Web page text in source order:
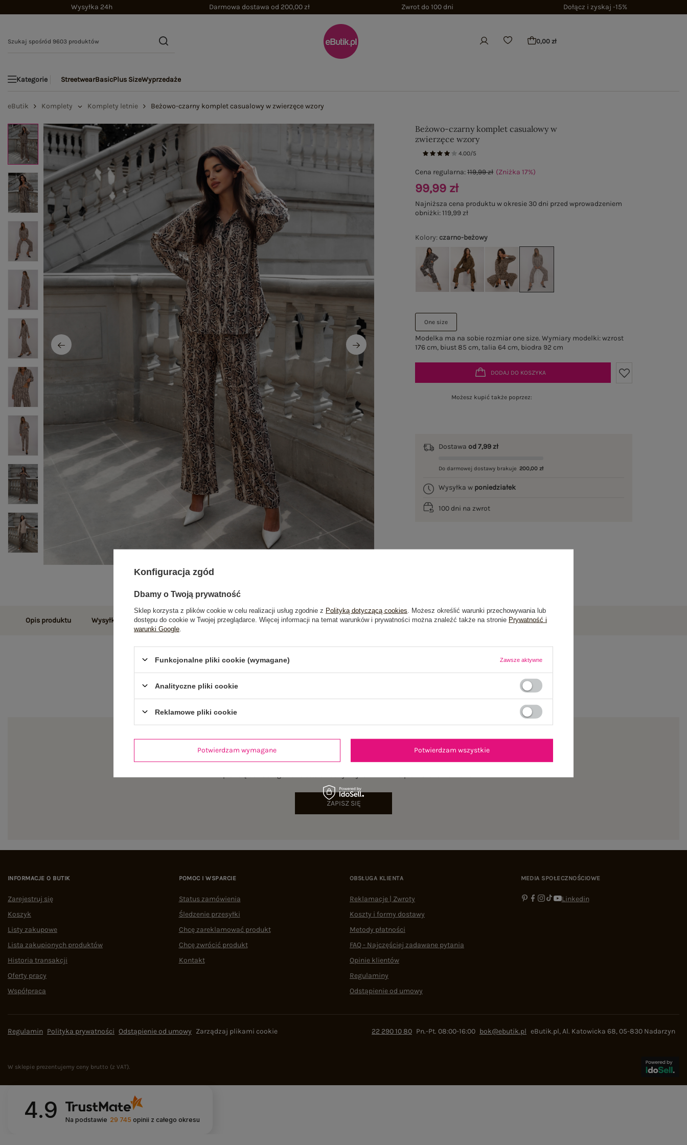
Wysyłka 24h Darmowa dostawa od 200,00 zł Zwrot do 100 dni Dołącz i zyskaj -15%
0,00 zł
Kategorie StreetwearBasicPlus SizeWyprzedaże
eButik Komplety Komplety letnie Beżowo-czarny komplet casualowy w zwierzęce wzory
Beżowo-czarny komplet casualowy w
zwierzęce wzory
4.00/5
Kolory: czarno-beżowy
One size
Modelka ma na sobie rozmiar one size. Wymiary modelki: wzrost
176 cm, biust 85 cm, talia 64 cm, biodra 92 cm
Cena regularna:119,99 zł (Zniżka17%)
99,99 zł
Najniższa cena produktu w okresie 30 dni przed wprowadzeniem
obniżki:119,99 zł
DODAJ DO KOSZYKA
Możesz kupić także poprzez:
Dostawaod 7,99 zł
Do darmowej dostawy brakuje 200,00 zł
Wysyłka w poniedziałek
100 dni na zwrot
Opis produktu Wysyłka i dostawa Zwroty i reklamacje Opinie o produkcie(1)
ZAPISZ SIĘ
INFORMACJE O BUTIK
Zarejestruj się
Koszyk
Listy zakupowe
Lista zakupionych produktów
Historia transakcji
Oferty pracy
Współpraca
POMOC I WSPARCIE
Status zamówienia
Śledzenie przesyłki
Chcę zareklamować produkt
Chcę zwrócić produkt
Kontakt
OBSŁUGA KLIENTA
Reklamacje | Zwroty
Koszty i formy dostawy
Metody płatności
FAQ - Najczęściej zadawane pytania
Opinie klientów
Regulaminy
Odstąpienie od umowy
MEDIA SPOŁECZNOŚCIOWE
Linkedin
Regulamin Polityka prywatności Odstąpienie od umowy Zarządzaj plikami cookie 22 290 10 80 Pn.-Pt. 08:00-16:00 bok@ebutik.pl eButik.pl,Al. Katowicka 68,05-830 Nadarzyn
W sklepie prezentujemy ceny brutto (z VAT).
4.9 Na podstawie 29 745 opinii z całego okresu
Konfiguracja zgód
Dbamy o Twoją prywatność
Sklep korzysta z plików cookie w celu realizacji usług zgodnie z Polityką dotyczącą cookies . Możesz określić warunki przechowywania lub
dostępu do cookie w Twojej przeglądarce. Więcej informacji na temat warunków i prywatności można znaleźć także na stronie Prywatność i
warunki Google
Funkcjonalne pliki cookie (wymagane) Zawsze aktywne
Analityczne pliki cookie
Reklamowe pliki cookie
Potwierdzam wymagane Potwierdzam wszystkie